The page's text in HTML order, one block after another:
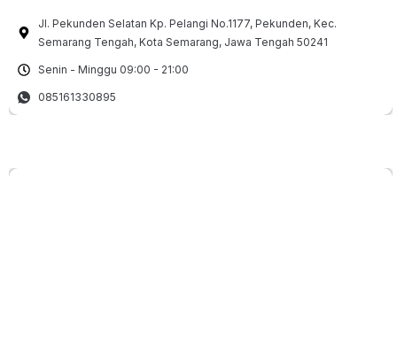
Jl. Pekunden Selatan Kp. Pelangi No.1177, Pekunden, Kec.
Semarang Tengah, Kota Semarang, Jawa Tengah 50241
Senin - Minggu 09:00 - 21:00
085161330895